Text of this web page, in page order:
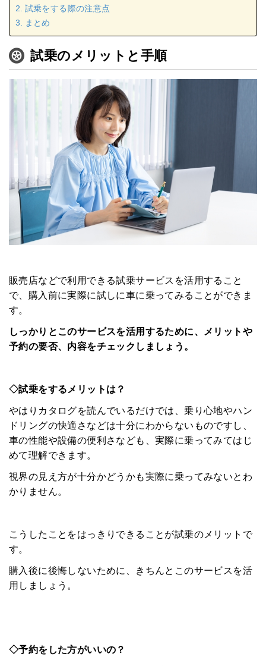
試乗をする際の注意点
まとめ
試乗のメリットと手順
販売店などで利用できる試乗サービスを活用すること
で、購入前に実際に試しに車に乗ってみることができま
す。
しっかりとこのサービスを活用するために、メリットや
予約の要否、内容をチェックしましょう。
◇試乗をするメリットは？
やはりカタログを読んでいるだけでは、乗り心地やハン
ドリングの快適さなどは十分にわからないものですし、
車の性能や設備の便利さなども、実際に乗ってみてはじ
めて理解できます。
視界の見え方が十分かどうかも実際に乗ってみないとわ
かりません。
こうしたことをはっきりできることが試乗のメリットで
す。
購入後に後悔しないために、きちんとこのサービスを活
用しましょう。
◇予約をした方がいいの？